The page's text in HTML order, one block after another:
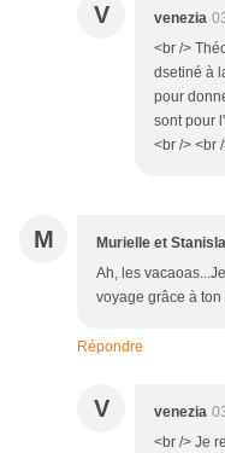
V venezia
<br />
dsetiné à
pour
sont pour
<br /> <br
M Murielle et
Ah, les
voyage grâce à
Répondre
V venezia
<br /> Je